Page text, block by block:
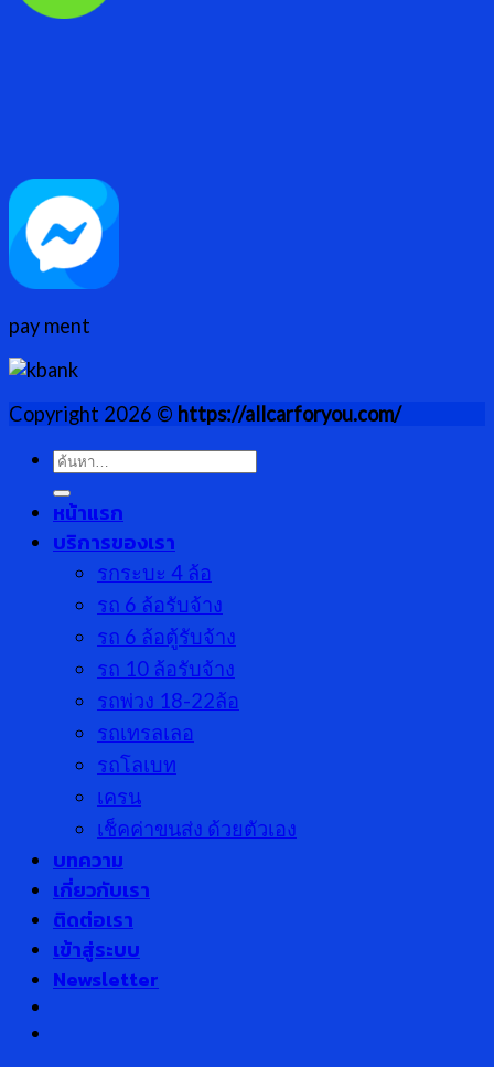
pay ment
Copyright 2026 © https://allcarforyou.com/
ค้นหา:
หน้าแรก
บริการของเรา
รกระบะ 4 ล้อ
รถ 6 ล้อรับจ้าง
รถ 6 ล้อตู้รับจ้าง
รถ 10 ล้อรับจ้าง
รถพ่วง 18-22ล้อ
รถเทรลเลอ
รถโลเบท
เครน
เช็คค่าขนส่ง ด้วยตัวเอง
บทความ
เกี่ยวกับเรา
ติดต่อเรา
เข้าสู่ระบบ
Newsletter